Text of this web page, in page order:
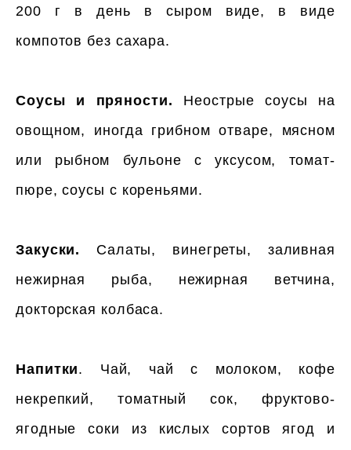
200 г в день в сыром виде, в виде
компотов без сахара.
Соусы и пряности. Неострые соусы на
овощном, иногда грибном отваре, мясном
или рыбном бульоне с уксусом, томат-
пюре, соусы с кореньями.
Закуски.
Салаты, винегреты, заливная
нежирная рыба, нежирная ветчина,
докторская колбаса.
Напитки. Чай, чай с молоком, кофе
некрепкий, томатный сок, фруктово-
ягодные соки из кислых сортов ягод и